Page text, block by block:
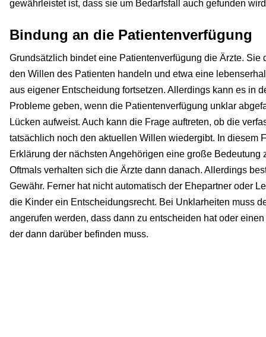
gewährleistet ist, dass sie um Bedarfsfall auch gefunden
Bindung an die Patientenverfügung
Grundsätzlich bindet eine Patientenverfügung die Ärzte. Sie
den Willen des Patienten handeln und etwa eine
aus eigener Entscheidung fortsetzen. Allerdings kann es in
Probleme geben, wenn die Patientenverfügung unklar
Lücken aufweist. Auch kann die Frage auftreten, ob die
tatsächlich noch den aktuellen Willen wiedergibt. In diesem
Erklärung der nächsten Angehörigen eine große Bedeutung
Oftmals verhalten sich die Ärzte dann danach. Allerdings
Gewähr. Ferner hat nicht automatisch der Ehepartner oder
die Kinder ein Entscheidungsrecht. Bei Unklarheiten muss
angerufen werden, dass dann zu entscheiden hat oder
der dann darüber befinden muss.